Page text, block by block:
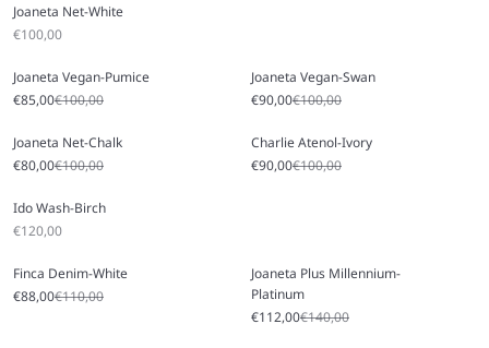
Joaneta Net-White
Prix soldé
€100,00
Joaneta Vegan-Pumice
Prix soldé
€85,00Prix régulier
€100,00
Joaneta Vegan-Swan
Prix soldé
€90,00Prix régulier
€100,00
Joaneta Net-Chalk
Prix soldé
€80,00Prix régulier
€100,00
Charlie Atenol-Ivory
Prix soldé
€90,00Prix régulier
€100,00
Ido Wash-Birch
Prix soldé
€120,00
Finca Denim-White
Prix soldé
€88,00Prix régulier
€110,00
Joaneta Plus Millennium-
Platinum
Prix soldé
€112,00Prix régulier
€140,00